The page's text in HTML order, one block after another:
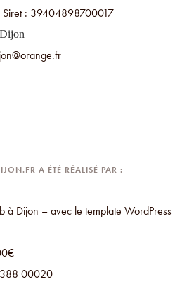
Siret : 39404898700017
A ÉTÉ RÉALISÉ PAR​ :
à Dijon – avec le template WordPress
00020